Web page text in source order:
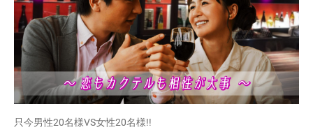
只今男性20名様VS女性20名様!!